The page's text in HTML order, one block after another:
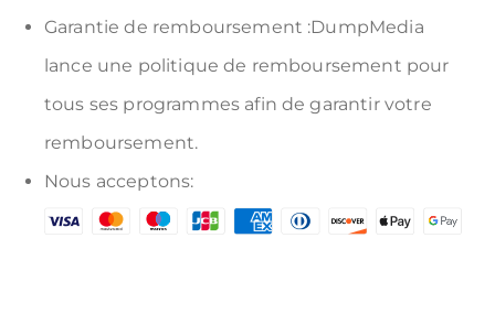
Garantie de remboursement :DumpMedia
lance une politique de remboursement pour
tous ses programmes afin de garantir votre
remboursement.
Nous acceptons: